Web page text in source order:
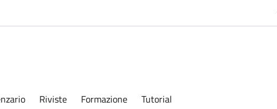
Riviste Formazione Tutorial